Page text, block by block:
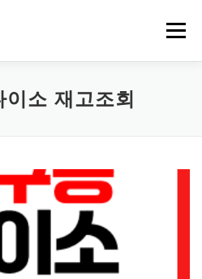
메뉴
챗GPT PDF 파일 변환
소 재고조회